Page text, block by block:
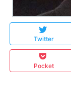
Twitter
Pocket